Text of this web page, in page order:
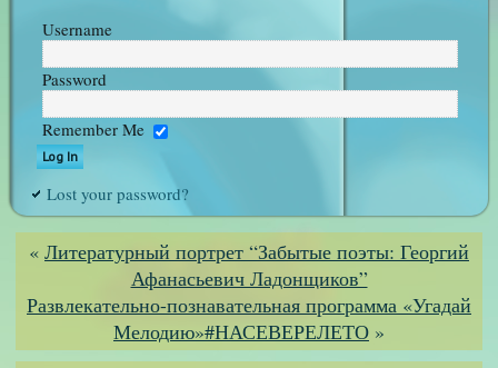
Username
Password
Remember Me
Lost your password?
« Литературный портрет “Забытые поэты: Георгий
Афанасьевич Ладонщиков”
Развлекательно-познавательная программа «Угадай
Мелодию»#НАСЕВЕРЕЛЕТО »